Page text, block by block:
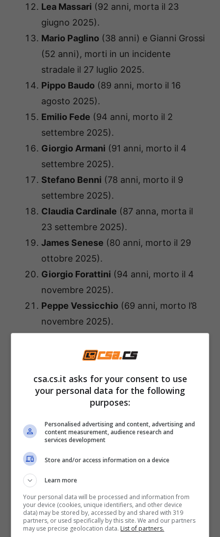
Lea Massari (92 anni, morta il 23
giugno 2025).
Mario Paglino (38 anni) e Gianni Grossi
(52 anni), morti in un incidente
stradale il 27 luglio 2025.
Pippo Baudo (89 anni, morto il 16
agosto 2025).
Emilio Fede (94 anni, morto il 2
settembre 2025).
Giorgio Armani (91 anni, morto il 4
settembre 2025).
Stefano Benni (78 anni, morto il 9
settembre 2025).
Claudia Cardinale (87 anna, morta il
23 settembre 2025).
James Senese (80 anni, morto il 29
ottobre 2025).
Giorgio Forattini (94 anni, morto il 4
novembre 2025).
Peppe Vessicchio (69 anni, morto l’8
novembre 2025).
novembre 2025).
dicembre 2025).
Mabel Bocchi(72 anni, morta il 4
Sandro Giacobbe(75 anni, morto il 5
Maria Sole Agnelli(100 anni, morta il
26 dicembre 2025).
Quali sono i vip internazionali
morti nel 2025
csa.cs.it asks for your consent to use
your personal data for the following
purposes:
Personalised advertising and content, advertising and
content measurement, audience research and
services development
Store and/or access information on a device
Learn more
Your personal data will be processed and information from
your device (cookies, unique identifiers, and other device
data) may be stored by, accessed by and shared with 319
partners, or used specifically by this site. We and our partners
may use precise geolocation data. List of partners.